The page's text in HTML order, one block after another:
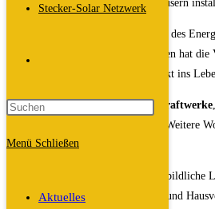
Stecker-Solar Netzwerk
Suche
Menü Schließen
Aktuelles
und rechtssicher in Mehrparteienhäusern
Inspiriert durch den Messeinfostand des
bei der Bau&Immo 2025 in Erlangen hat
Frauenaurach ein Steckersolarprojekt ins
Bisher wurden bereits 14 Balkonkraftwerke
, installiert. Weitere
Planung.
Wir freuen uns sehr über dieses vorbildliche
möchten damit auch andere WEGs und